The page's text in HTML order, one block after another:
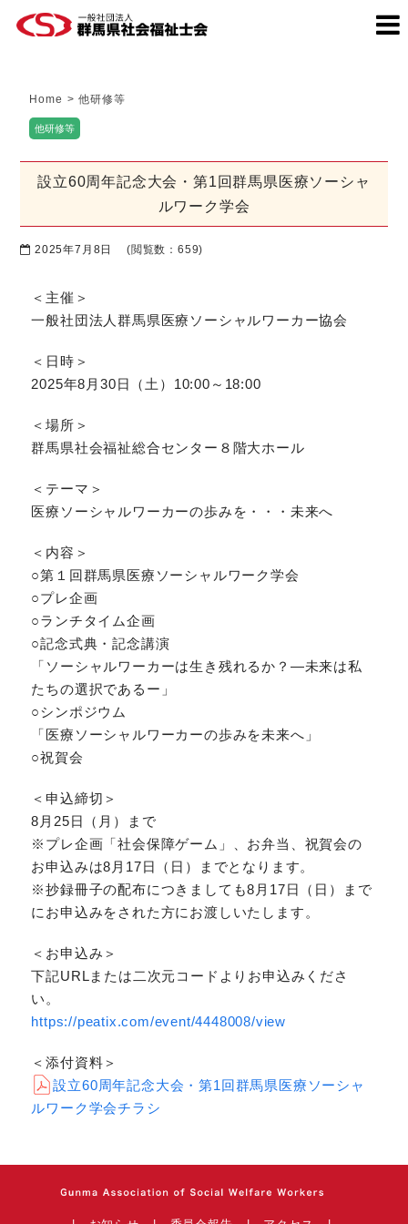
Home > 他研修等
他研修等
設立60周年記念大会・第1回群馬県医療ソーシャ
ルワーク学会
2025年7月8日 (閲覧数：659)
＜主催＞
一般社団法人群馬県医療ソーシャルワーカー協会
＜日時＞
2025年8月30日（土）10:00～18:00
＜場所＞
群馬県社会福祉総合センター８階大ホール
＜テーマ＞
医療ソーシャルワーカーの歩みを・・・未来へ
＜内容＞
○第１回群馬県医療ソーシャルワーク学会
○プレ企画
○ランチタイム企画
○記念式典・記念講演
「ソーシャルワーカーは生き残れるか？―未来は私
たちの選択であるー」
○シンポジウム
「医療ソーシャルワーカーの歩みを未来へ」
○祝賀会
＜申込締切＞
8月25日（月）まで
※プレ企画「社会保障ゲーム」、お弁当、祝賀会の
お申込みは8月17日（日）までとなります。
※抄録冊子の配布につきましても8月17日（日）まで
にお申込みをされた方にお渡しいたします。
＜お申込み＞
下記URLまたは二次元コードよりお申込みくださ
い。
https://peatix.com/event/4448008/view
＜添付資料＞
設立60周年記念大会・第1回群馬県医療ソーシャ
ルワーク学会チラシ